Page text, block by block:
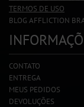
TERMOS DE USO
BLOG AFFLICTION
CONTATO
ENTREGA
MEUS PEDIDOS
DEVOLUÇÕES